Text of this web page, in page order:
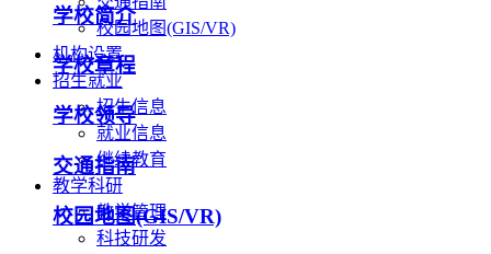
校园地图(GIS/VR)
机构设置
招生就业
招生信息
就业信息
继续教育
教学科研
教学管理
科技研发
学校简介
学校章程
学校领导
交通指南
校园地图(GIS/VR)